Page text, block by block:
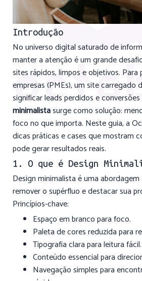
Introdução
No universo digital saturado de
manter a atenção é um grande
sites rápidos, limpos e objetivos. Para
empresas (PMEs), um site carregado
significar leads perdidos e conversões
minimalistasurge como solução:
foco no que importa. Neste guia, a
dicas práticas e cases que mostram
pode gerar resultados reais.
1. O que é Design
Design minimalista é uma
remover o supérfluo e destacar sua
Princípios-chave:
Espaço em branco para foco.
Paleta de cores reduzida para
Tipografia clara para leitura fácil.
Conteúdo essencial para
Navegação simples para